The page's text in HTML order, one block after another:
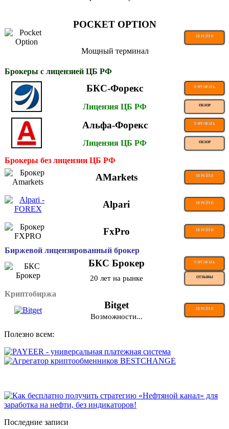
POCKET OPTION
ПЕРЕЙТИ
Мощный терминал
Брокеры с лицензией ЦБ РФ
БКС-Форекс ТОРГОВАТЬ
Лицензия ЦБ РФ ОБЗОР
Альфа-Форекс ТОРГОВАТЬ
Лицензия ЦБ РФ ОБЗОР
Брокеры без лицензии ЦБ РФ
AMarkets ПЕРЕЙТИ
Alpari ПЕРЕЙТИ
FxPro ПЕРЕЙТИ
Биржевой лицензированный брокер
БКС Брокер ТОРГОВАТЬ
20 лет на рынке ОТЗЫВЫ
Криптобиржа
Bitget ПЕРЕЙТИ
Возможности...
Полезно всем:
Последние записи